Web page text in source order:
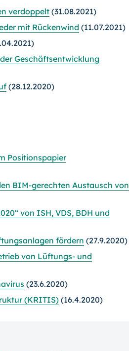
verdoppelt(31.08.2021)
mit Rückenwind (11.07.2021)
Geschäftsentwicklung
(28.12.2020)
Positionspapier
BIM-gerechten Austausch von
von ISH, VDS, BDH und
fördern (27.9.2020)
von Lüftungs- und
(23.6.2020)
(KRITIS)(16.4.2020)